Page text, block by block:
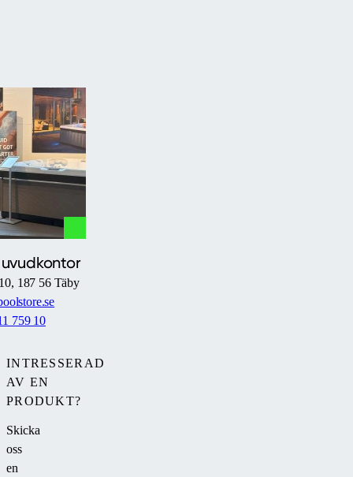
INTRESSERAD
AV EN
PRODUKT?
Skicka
oss
en
187 56 Täby
759 10